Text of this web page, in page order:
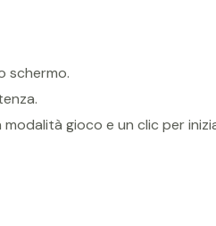
schermo.
gioco e un clic per